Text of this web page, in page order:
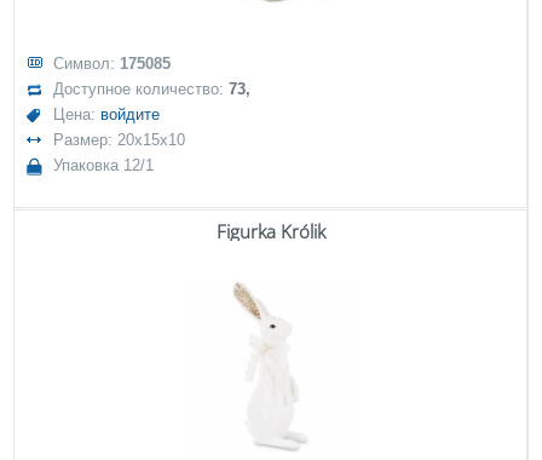
Символ: 175085
Доступное количество:73,
Цена: войдите
Размер: 20x15x10
Упаковка 12/1
Figurka Królik